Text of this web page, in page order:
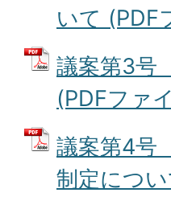
いて (PDF
議案第3号
(PDFファ
議案第4号
制定につ